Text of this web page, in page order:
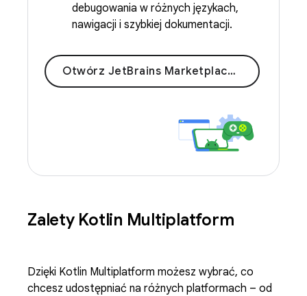
debugowania w różnych językach,
nawigacji i szybkiej dokumentacji.
Otwórz JetBrains Marketplace
Zalety Kotlin Multiplatform
Dzięki Kotlin Multiplatform możesz wybrać, co
chcesz udostępniać na różnych platformach – od